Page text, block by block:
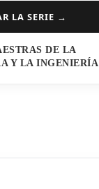
LA SERIE →
DE LA
Y LA INGENIERÍA